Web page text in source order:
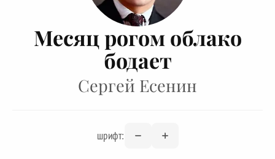
Месяц рогом облако
бодает
Сергей Есенин
шрифт: